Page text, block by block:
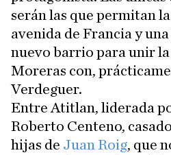
serán las que permitan
avenida de Francia y
nuevo barrio para unir la
Moreras con,
Verdeguer.
Entre Atitlan, liderada
Roberto Centeno,
hijas de Juan Roig, que